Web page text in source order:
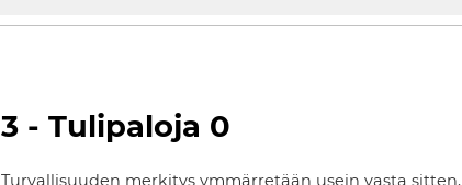
3 - Tulipaloja 0
Turvallisuuden merkitys ymmärretään usein vasta